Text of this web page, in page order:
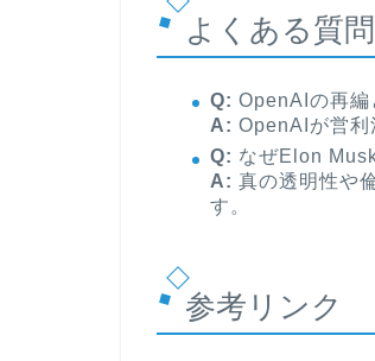
よくある質問
Q: OpenAIの再編
A: OpenAIが営利
Q: なぜElon
A: 真の透明性や
す。
参考リンク